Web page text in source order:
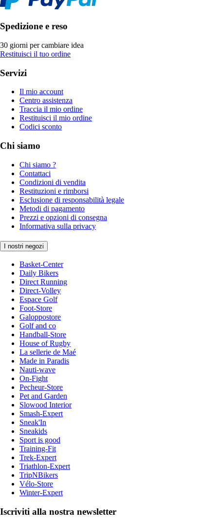
Spedizione e reso
30 giorni per cambiare idea
Restituisci il tuo ordine
Servizi
Il mio account
Centro assistenza
Traccia il mio ordine
Restituisci il mio ordine
Codici sconto
Chi siamo
Chi siamo ?
Contattaci
Condizioni di vendita
Restituzioni e rimborsi
Esclusione di responsabilità legale
Metodi di pagamento
Prezzi e opzioni di consegna
Informativa sulla privacy
I nostri negozi
Basket-Center
Daily Bikers
Direct Running
Direct-Volley
Espace Golf
Foot-Store
Galoppostore
Golf and co
Handball-Store
House of Rugby
La sellerie de Maé
Made in Paradis
Nauti-wave
On-Fight
Pecheur-Store
Pet and Garden
Slowood Interior
Smash-Expert
Sneak'In
Sneakids
Sport is good
Training-Fit
Trek-Expert
Triathlon-Expert
TripNBikers
Vélo-Store
Winter-Expert
Iscriviti alla nostra newsletter